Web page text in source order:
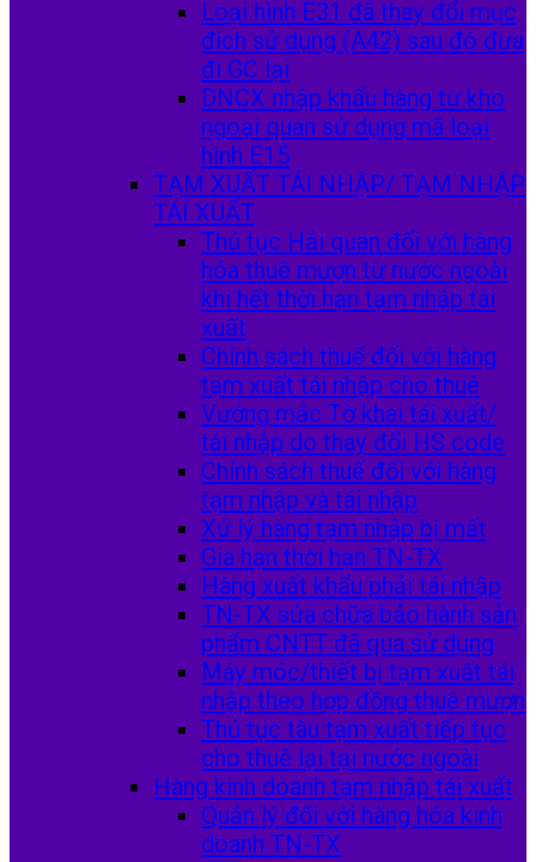
Loại hình E31 đã thay đổi mục
đích sử dụng (A42) sau đó đưa
đi GC lại
DNCX nhập khẩu hàng từ kho
ngoại quan sử dụng mã loại
hình E15
TẠM XUẤT TÁI NHẬP/ TẠM NHẬP
TÁI XUẤT
Thủ tục Hải quan đối với hàng
hóa thuê mượn từ nước ngoài
khi hết thời hạn tạm nhập tái
xuất
Chính sách thuế đối với hàng
tạm xuất tái nhập cho thuê
Vướng mắc Tờ khai tái xuất/
tái nhập do thay đổi HS code
Chính sách thuế đối với hàng
tạm nhập và tái nhập
Xử lý hàng tạm nhập bị mất
Gia hạn thời hạn TN-TX
Hàng xuất khẩu phải tái nhập
TN-TX sửa chữa bảo hành sản
phẩm CNTT đã qua sử dụng
Máy móc/thiết bị tạm xuất tái
nhập theo hợp đồng thuê mượn
Thủ tục tàu tạm xuất tiếp tục
cho thuê lại tại nước ngoài
Hàng kinh doanh tạm nhập tái xuất
Quản lý đối với hàng hóa kinh
doanh TN-TX